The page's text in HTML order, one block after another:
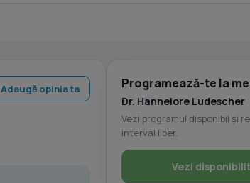
Adaugă opinia ta Programează-te la
Dr. Hannelore Ludescher
Vezi programul disponibil și
interval liber.
Vezi